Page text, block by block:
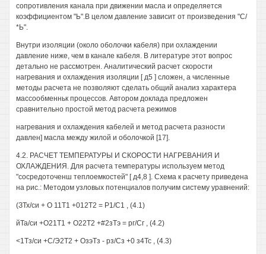
сопротивления канала при движении масла и определяется
коэффициентом "Ь".В целом давление зависит от произведения "С/
*Ь".
Внутри изоляции (около оболочки кабеля) при охлаждении
давление ниже, чем в канале кабеля. В литературе этот вопрос
детально не рассмотрен. Аналитический расчет скорости
нагревания и охлаждения изоляции [ д5 ] сложен, а численные
методы расчета не позволяют сделать общий анализ характера
массообменньк процессов. Автором доклада предложен
сравнительно простой метод расчета режимов
нагревания и охлаждения кабелей и метод расчета разности
давлен] масла между жилой и оболочкой [17].
4.2. РАСЧЕТ ТЕМПЕРАТУРЫ И СКОРОСТИ НАГРЕВАНИЯ И
ОХЛАЖДЕНИЯ. Для расчета температуры используем метод
"сосредоточенш теплоемкостей" [ д4,8 ]. Схема к расчету приведена
на рис.: Методом узловых потенциалов получим систему уравнений:
(ЗТх/си + О 11Т1 +012Т2 = Р1/С1 , (4.1)
йТа/си +О21Т1 + О22Т2 +#2зТэ = рг/Сг , (4.2)
<1Тз/си +С/Э2Т2 + ОзэТз - рз/Сз +0 з4Тс , (4.3)